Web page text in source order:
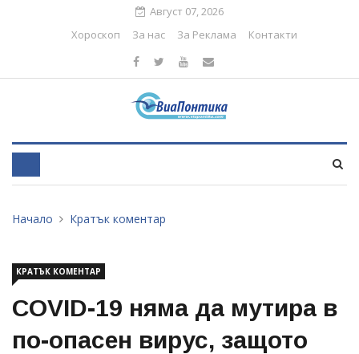
Август 07, 2026
Хороскоп
За нас За Реклама Контакти
Начало Кратък коментар
КРАТЪК КОМЕНТАР
COVID-19 няма да мутира в
по-опасен вирус, защото